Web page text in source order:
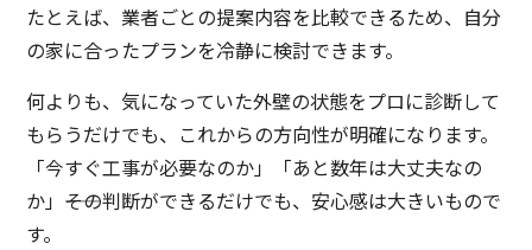
たとえば、業者ごとの提案内容を比較できるため、自分
の家に合ったプランを冷静に検討できます。
何よりも、気になっていた外壁の状態をプロに診断して
もらうだけでも、これからの方向性が明確になります。
「今すぐ工事が必要なのか」「あと数年は大丈夫なの
か」――その判断ができるだけでも、安心感は大きいもので
す。